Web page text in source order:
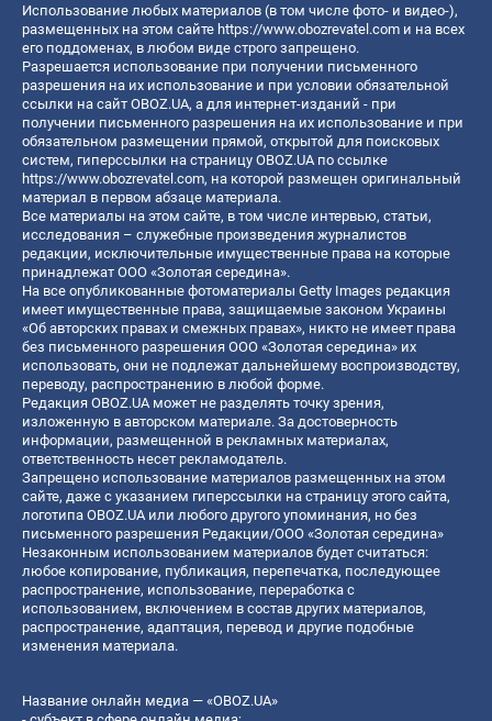
Использование любых материалов (в том числе фото- и видео-),
размещенных на этом сайте https://www.obozrevatel.com и на всех
его поддоменах, в любом виде строго запрещено.
Разрешается использование при получении письменного
разрешения на их использование и при условии обязательной
ссылки на сайт OBOZ.UA, а для интернет-изданий - при
получении письменного разрешения на их использование и при
обязательном размещении прямой, открытой для поисковых
систем, гиперссылки на страницу OBOZ.UA по ссылке
https://www.obozrevatel.com, на которой размещен оригинальный
материал в первом абзаце материала.
Все материалы на этом сайте, в том числе интервью, статьи,
исследования – служебные произведения журналистов
редакции, исключительные имущественные права на которые
принадлежат ООО «Золотая середина».
На все опубликованные фотоматериалы Getty Images редакция
имеет имущественные права, защищаемые законом Украины
«Об авторских правах и смежных правах», никто не имеет права
без письменного разрешения ООО «Золотая середина» их
использовать, они не подлежат дальнейшему воспроизводству,
переводу, распространению в любой форме.
Редакция OBOZ.UA может не разделять точку зрения,
изложенную в авторском материале. За достоверность
информации, размещенной в рекламных материалах,
ответственность несет рекламодатель.
Запрещено использование материалов размещенных на этом
сайте, даже с указанием гиперссылки на страницу этого сайта,
логотипа OBOZ.UA или любого другого упоминания, но без
письменного разрешения Редакции/ООО «Золотая середина»
Незаконным использованием материалов будет считаться:
любое копирование, публикация, перепечатка, последующее
распространение, использование, переработка с
использованием, включением в состав других материалов,
распространение, адаптация, перевод и другие подобные
изменения материала.
Название онлайн медиа — «OBOZ.UA»